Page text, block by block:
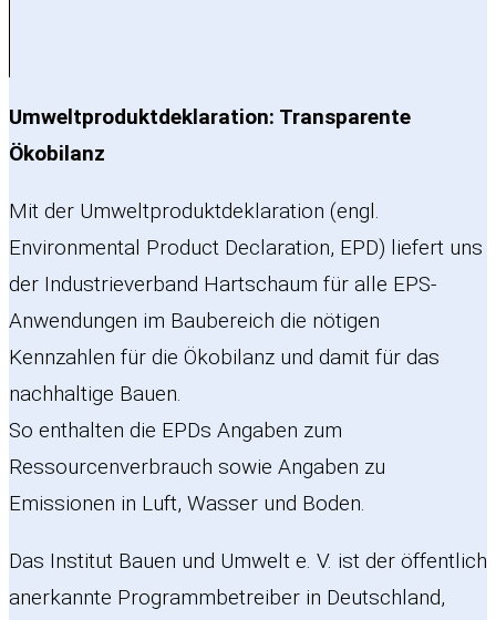
Umweltproduktdeklaration: Transparente
Ökobilanz
Mit der Umweltproduktdeklaration (engl.
Environmental Product Declaration, EPD) liefert uns
der Industrieverband Hartschaum für alle EPS-
Anwendungen im Baubereich die nötigen
Kennzahlen für die Ökobilanz und damit für das
nachhaltige Bauen.
So enthalten die EPDs Angaben zum
Ressourcenverbrauch sowie Angaben zu
Emissionen in Luft, Wasser und Boden.
Das Institut Bauen und Umwelt e. V. ist der öffentlich
anerkannte Programmbetreiber in Deutschland,